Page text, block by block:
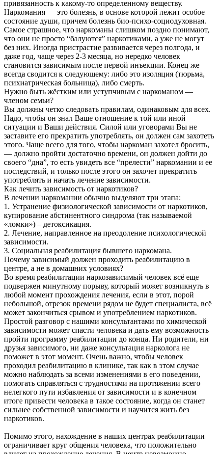
привязанность к какому-то определенному веществу.
Наркомания — это болезнь, в основе которой лежит особое
состояние души, причем болезнь био-психо-социодуховная.
Самое страшное, что наркоманы слишком поздно понимают,
что они не просто “балуются” наркотиками, а уже не могут
без них. Иногда пристрастие развивается через полгода, и
даже год, чаще через 2-3 месяца, но нередко человек
становится зависимым после первой инъекции. Конец же
всегда сводится к следующему: либо это изоляция (тюрьма,
психиатрическая больница), либо смерть.
Нужно быть жёстким или уступчивым с наркоманом —
членом семьи?
Вы должны четко следовать правилам, одинаковым для всех.
Надо, чтобы он знал Ваше отношение к той или иной
ситуации и Ваши действия. Силой или уговорами Вы не
заставите его прекратить употреблять, он должен сам захотеть
этого. Чаще всего для того, чтобы наркоман захотел бросить,
— должно пройти достаточно времени, он должен дойти до
своего “дна”, то есть увидеть все “прелести” наркомании и ее
последствий, и только после этого он захочет прекратить
употреблять и начать лечение зависимости.
Как лечить зависимость от наркотиков?
В лечении наркомании обычно выделяют три этапа:
1. Устранение физиологической зависимости от наркотиков,
купирование абстинентного синдрома (так называемой
«ломки») – детоксикация.
2. Лечение, направленное на преодоление психологической
зависимости.
3. Социальная реабилитация бывшего наркомана.
Почему зависимый должен проходить реабилитацию в
центре, а не в домашних условиях?
Во время реабилитации наркозависимый человек всё еще
подвержен минутному порыву, который может возникнуть в
любой момент прохождения лечения, если в этот, порой
небольшой, отрезок времени рядом не будет специалиста, всё
может закончиться срывом и употреблением наркотиков.
Простой разговор с нашими консультантами по химической
зависимости может спасти человека и дать ему возможность
пройти программу реабилитации до конца. Ни родители, ни
друзья зависимого, ни даже консультация нарколога не
поможет в этот момент. Очень важно, чтобы человек
проходил реабилитацию в клинике, так как в этом случае
можно наблюдать за всеми изменениями в его поведении,
помогать справляться с трудностями на протяжении всего
нелегкого пути избавления от зависимости и в конечном
итоге привести человека в такое состояние, когда он станет
сильнее собственной зависимости и научится жить без
наркотиков.
Помимо этого, нахождение в наших центрах реабилитации
ограничивает круг общения человека, что положительно